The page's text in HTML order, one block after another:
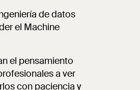
de datos
el Machine
el pensamiento
a ver
con paciencia y